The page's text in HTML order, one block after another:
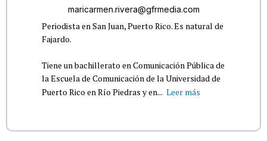
maricarmen.rivera@gfrmedia.com
Periodista en San Juan, Puerto Rico. Es natural de
Fajardo.
Tiene un bachillerato en Comunicación Pública de
la Escuela de Comunicación de la Universidad de
Puerto Rico en Río Piedras y en... Leer más